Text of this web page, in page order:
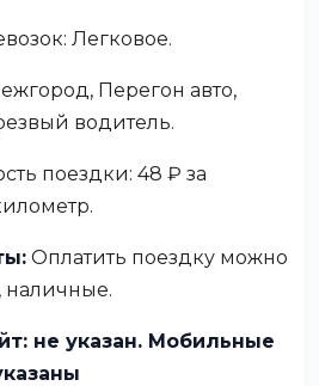
Легковое.
Перегон авто,
водитель.
поездки: 48 ₽ за
Оплатить поездку можно
наличные.
не указан. Мобильные